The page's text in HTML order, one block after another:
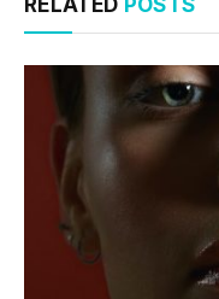
RELATED POSTS